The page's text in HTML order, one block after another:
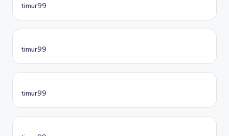
timur99
timur99
timur99